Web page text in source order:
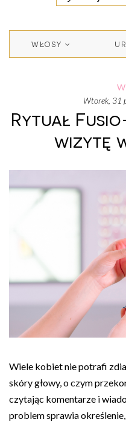
WŁOSY
wtorek,
Rytuał
wizytę
Wiele kobiet nie potrafi
skóry głowy, o czym
czytając komentarze i
problem sprawia